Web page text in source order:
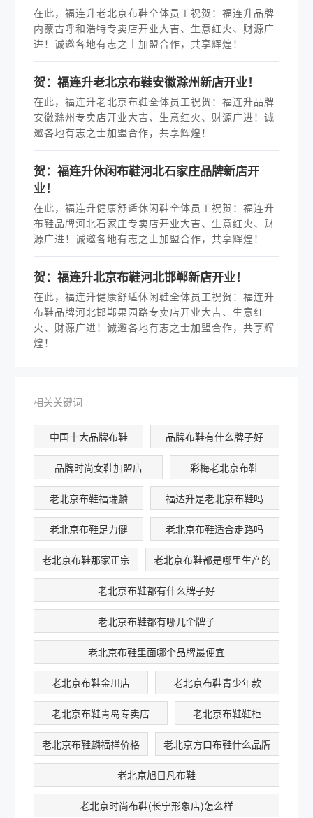
在此，福连升老北京布鞋全体员工祝贺：福连升品牌
内蒙古呼和浩特专卖店开业大吉、生意红火、财源广
进！诚邀各地有志之士加盟合作，共享辉煌！
贺：福连升老北京布鞋安徽滁州新店开业！
在此，福连升老北京布鞋全体员工祝贺：福连升品牌
安徽滁州专卖店开业大吉、生意红火、财源广进！诚
邀各地有志之士加盟合作，共享辉煌！
贺：福连升休闲布鞋河北石家庄品牌新店开
业！
在此，福连升健康舒适休闲鞋全体员工祝贺：福连升
布鞋品牌河北石家庄专卖店开业大吉、生意红火、财
源广进！诚邀各地有志之士加盟合作，共享辉煌！
贺：福连升北京布鞋河北邯郸新店开业！
在此，福连升健康舒适休闲鞋全体员工祝贺：福连升
布鞋品牌河北邯郸果园路专卖店开业大吉、生意红
火、财源广进！诚邀各地有志之士加盟合作，共享辉
煌！
相关关键词
中国十大品牌布鞋 品牌布鞋有什么牌子好
品牌时尚女鞋加盟店 彩梅老北京布鞋
老北京布鞋福瑞麟 福达升是老北京布鞋吗
老北京布鞋足力健 老北京布鞋适合走路吗
老北京布鞋那家正宗 老北京布鞋都是哪里生产的
老北京布鞋都有什么牌子好
老北京布鞋都有哪几个牌子
老北京布鞋里面哪个品牌最便宜
老北京布鞋金川店 老北京布鞋青少年款
老北京布鞋青岛专卖店 老北京布鞋鞋柜
老北京布鞋麟福祥价格 老北京方口布鞋什么品牌
老北京旭日凡布鞋
老北京时尚布鞋(长宁形象店)怎么样